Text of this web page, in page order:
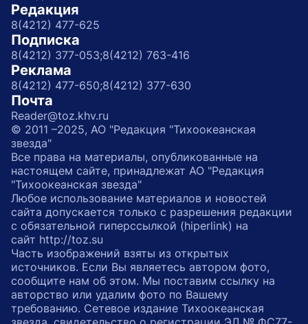
Редакция
8(4212) 477-625
Подписка
8(4212) 377-053;8(4212) 763-416
Реклама
8(4212) 477-650;8(4212) 377-630
Почта
Reader@toz.khv.ru
© 2011 –2025, АО "Редакция "Тихоокеанская
звезда"
Все права на материалы, опубликованные на
настоящем сайте, принадлежат АО "Редакция
"Тихоокеанская звезда"
Любое использование материалов и новостей
сайта допускается только с разрешения редакции
с обязательной гиперссылкой (hiperlink) на
сайт http://toz.su
Часть изображений взяты из открытых
источников. Если Вы являетесь автором фото,
сообщите нам об этом. Мы поставим ссылку на
авторство или удалим фото по Вашему
требованию. Сетевое издание Тихоокеанская